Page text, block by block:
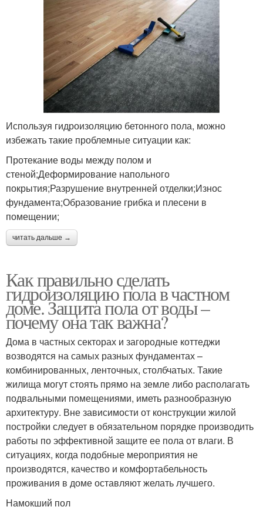
Используя гидроизоляцию бетонного пола, можно
избежать такие проблемные ситуации как:
Протекание воды между полом и
стеной;Деформирование напольного
покрытия;Разрушение внутренней отделки;Износ
фундамента;Образование грибка и плесени в
помещении;
читать дальше →
Как правильно сделать
гидроизоляцию пола в частном
доме. Защита пола от воды –
почему она так важна?
Дома в частных секторах и загородные коттеджи
возводятся на самых разных фундаментах –
комбинированных, ленточных, столбчатых. Такие
жилища могут стоять прямо на земле либо располагать
подвальными помещениями, иметь разнообразную
архитектуру. Вне зависимости от конструкции жилой
постройки следует в обязательном порядке производить
работы по эффективной защите ее пола от влаги. В
ситуациях, когда подобные мероприятия не
производятся, качество и комфортабельность
проживания в доме оставляют желать лучшего.
Намокший пол